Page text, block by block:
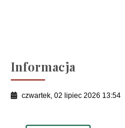
Informacja
czwartek, 02 lipiec 2026 13:54